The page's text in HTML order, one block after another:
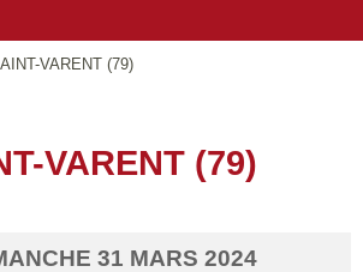
VARENT (79)
VARENT (79)
31 MARS 2024